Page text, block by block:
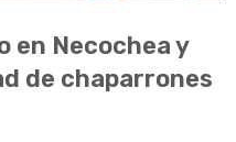
en Necochea y
de chaparrones